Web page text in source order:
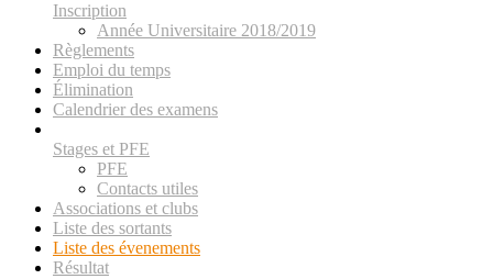
Inscription
Année Universitaire 2018/2019
Règlements
Emploi du temps
Élimination
Calendrier des examens
Stages et PFE
PFE
Contacts utiles
Associations et clubs
Liste des sortants
Liste des évenements
Résultat